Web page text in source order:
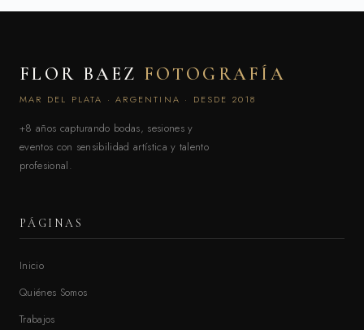
FLOR BAEZ FOTOGRAFÍA
MAR DEL PLATA · ARGENTINA · DESDE 2018
+8 años capturando bodas, sesiones y
eventos con sensibilidad artística y talento
profesional.
PÁGINAS
Inicio
Quiénes Somos
Trabajos